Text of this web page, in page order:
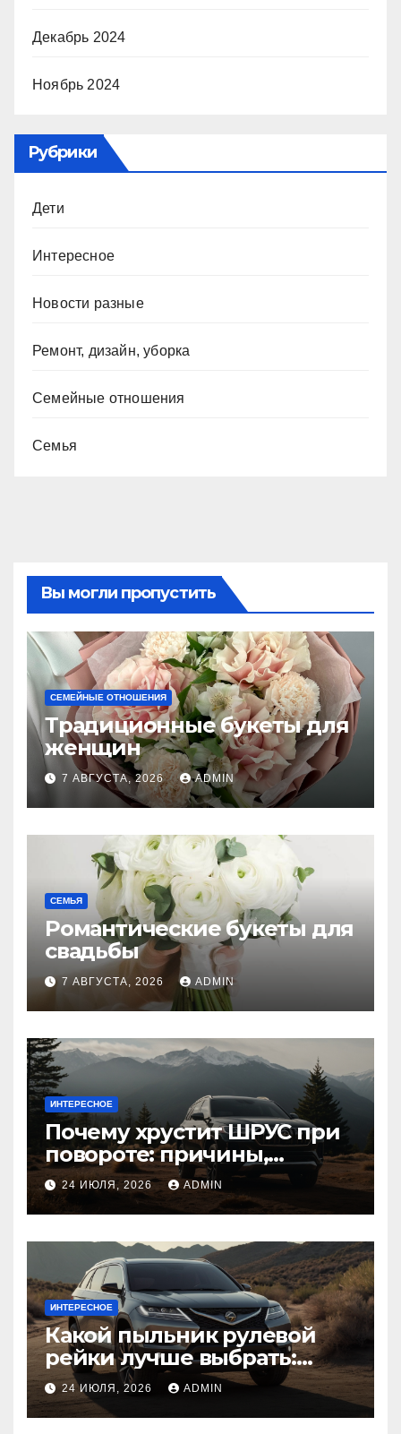
Декабрь 2024
Ноябрь 2024
Рубрики
Дети
Интересное
Новости разные
Ремонт, дизайн, уборка
Семейные отношения
Семья
Вы могли пропустить
СЕМЕЙНЫЕ ОТНОШЕНИЯ
Традиционные букеты для
женщин
7 АВГУСТА, 2026 ADMIN
СЕМЬЯ
Романтические букеты для
свадьбы
7 АВГУСТА, 2026 ADMIN
ИНТЕРЕСНОЕ
Почему хрустит ШРУС при
повороте: причины,
диагностика
24 ИЮЛЯ, 2026 ADMIN
ИНТЕРЕСНОЕ
Какой пыльник рулевой
рейки лучше выбрать:
оригинальный или аналог,
резина или полиуретан
24 ИЮЛЯ, 2026 ADMIN